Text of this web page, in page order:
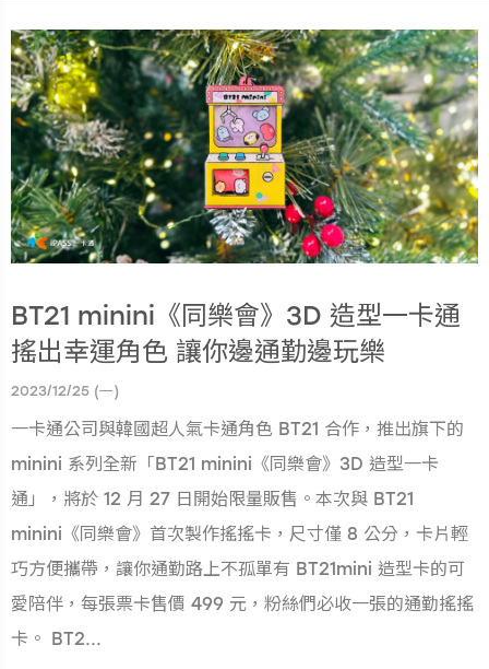
BT21 minini《同樂會》3D 造型一卡通
搖出幸運角色 讓你邊通勤邊玩樂
2023/12/25 (一)
一卡通公司與韓國超人氣卡通角色 BT21 合作，推出旗下的
minini 系列全新「BT21 minini《同樂會》3D 造型一卡
通」，將於 12 月 27 日開始限量販售。本次與 BT21
minini《同樂會》首次製作搖搖卡，尺寸僅 8 公分，卡片輕
巧方便攜帶，讓你通勤路上不孤單有 BT21mini 造型卡的可
愛陪伴，每張票卡售價 499 元，粉絲們必收一張的通勤搖搖
卡。 BT2...